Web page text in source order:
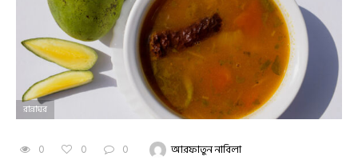
রান্নাঘর
0 0 0 আরফাতুন নাবিলা